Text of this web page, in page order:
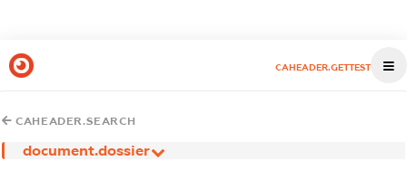
CAHEADER.GETTEST
CAHEADER.SEARCH
document.dossier